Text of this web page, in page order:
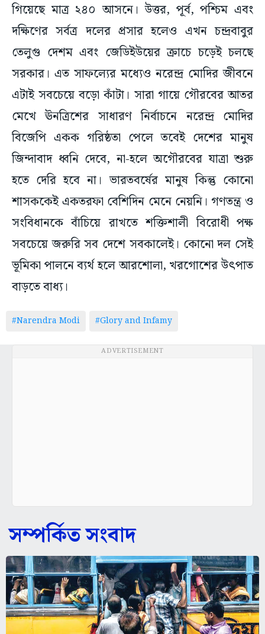
গিয়েছে মাত্র ২৪০ আসনে। উত্তর, পূর্ব, পশ্চিম এবং
দক্ষিণের সর্বত্র দলের প্রসার হলেও এখন চন্দ্রবাবুর
তেলুগু দেশম এবং জেডিইউয়ের ক্রাচে চড়েই চলছে
সরকার। এত সাফল্যের মধ্যেও নরেন্দ্র মোদির জীবনে
এটাই সবচেয়ে বড়ো কাঁটা। সারা গায়ে গৌরবের আতর
মেখে ঊনত্রিশের সাধারণ নির্বাচনে নরেন্দ্র মোদির
বিজেপি একক গরিষ্ঠতা পেলে তবেই দেশের মানুষ
জিন্দাবাদ ধ্বনি দেবে, না-হলে অগৌরবের যাত্রা শুরু
হতে দেরি হবে না। ভারতবর্ষের মানুষ কিন্তু কোনো
শাসককেই একতরফা বেশিদিন মেনে নেয়নি। গণতন্ত্র ও
সংবিধানকে বাঁচিয়ে রাখতে শক্তিশালী বিরোধী পক্ষ
সবচেয়ে জরুরি সব দেশে সবকালেই। কোনো দল সেই
ভূমিকা পালনে ব্যর্থ হলে আরশোলা, খরগোশের উৎপাত
বাড়তে বাধ্য।
#Narendra Modi #Glory and Infamy
ADVERTISEMENT
সম্পর্কিত সংবাদ